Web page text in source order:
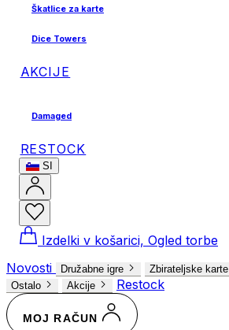
Škatlice za karte
Dice Towers
AKCIJE
Damaged
RESTOCK
SI
Izdelki v košarici, Ogled torbe
Novosti
Družabne igre Zbirateljske karte
Ostalo
Akcije Restock
MOJ RAČUN